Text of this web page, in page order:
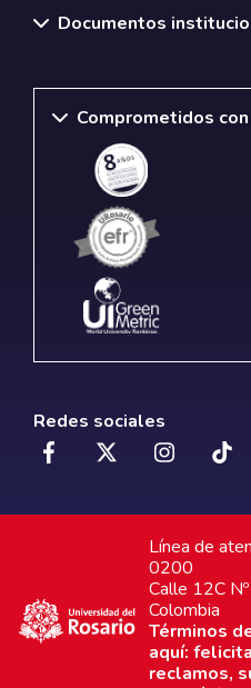
Documentos
Comprometidos
Redes sociales
Línea de
0200
Calle 12C
Colombia
Términos
aquí:
reclamos,